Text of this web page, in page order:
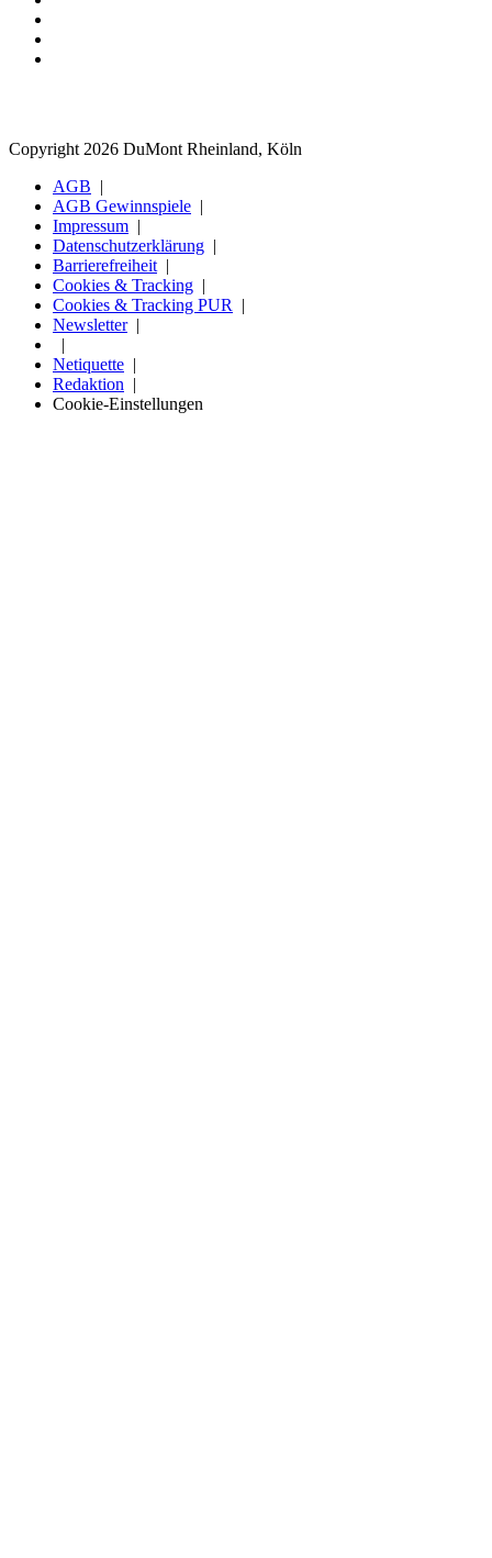
Copyright 2026 DuMont Rheinland, Köln
AGB
AGB Gewinnspiele
Impressum
Datenschutzerklärung
Barrierefreiheit
Cookies & Tracking
Cookies & Tracking PUR
Newsletter
Netiquette
Redaktion
Cookie-Einstellungen